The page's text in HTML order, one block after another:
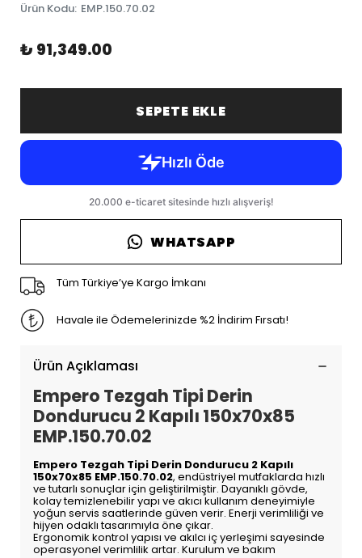
Ürün Kodu: EMP.150.70.02
₺ 91,349.00
SEPETE EKLE
WHATSAPP
Tüm Türkiye’ye Kargo İmkanı
Havale ile Ödemelerinizde %2 İndirim Fırsatı!
Ürün Açıklaması
Empero Tezgah Tipi Derin
Dondurucu 2 Kapılı 150x70x85
EMP.150.70.02
Empero Tezgah Tipi Derin Dondurucu 2 Kapılı
150x70x85 EMP.150.70.02, endüstriyel mutfaklarda hızlı
ve tutarlı sonuçlar için geliştirilmiştir. Dayanıklı gövde,
kolay temizlenebilir yapı ve akıcı kullanım deneyimiyle
yoğun servis saatlerinde güven verir. Enerji verimliliği ve
hijyen odaklı tasarımıyla öne çıkar.
Ergonomik kontrol yapısı ve akılcı iç yerleşimi sayesinde
operasyonel verimlilik artar. Kurulum ve bakım